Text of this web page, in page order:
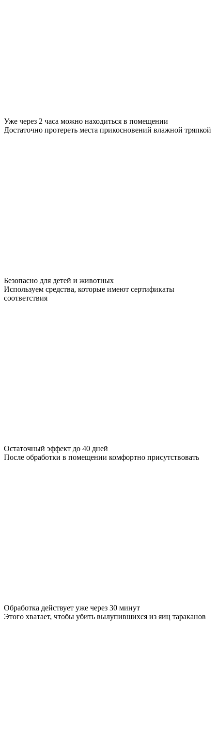
Уже через 2 часа можно находиться в помещении
Достаточно протереть места прикосновений влажной тряпкой
Безопасно для детей и животных
Используем средства, которые имеют сертификаты
соответствия
Остаточный эффект до 40 дней
После обработки в помещении комфортно присутствовать
Обработка действует уже через 30 минут
Этого хватает, чтобы убить вылупившихся из яиц тараканов